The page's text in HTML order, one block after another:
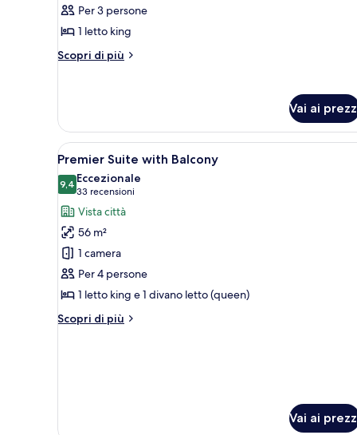
letto
king,
caminetto,
Per 3 persone
1 letto king
Scopri di più
Altri
letto
king,
caminetto,
città
Vai ai
Apri
tutte
le
foto
per
Premier
Suite
with
Balcony
Una camera d'albergo con
16
Premier Suite with Balcony
9,49,4 su 10
Eccezionale
33 recensioni
(33
recensioni)
Vista città
56 m²
1 camera
Per 4 persone
1 letto king e 1 divano letto (queen)
Scopri di più
Altri
Vai ai